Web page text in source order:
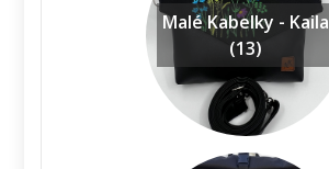
Malé Kabelky - Kaila
(13)